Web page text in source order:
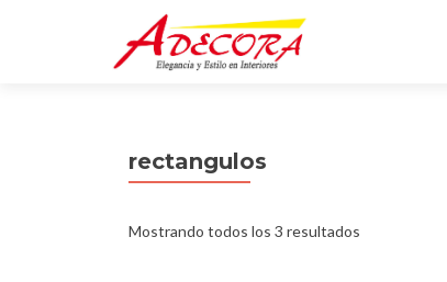
rectangulos
Mostrando todos los 3 resultados